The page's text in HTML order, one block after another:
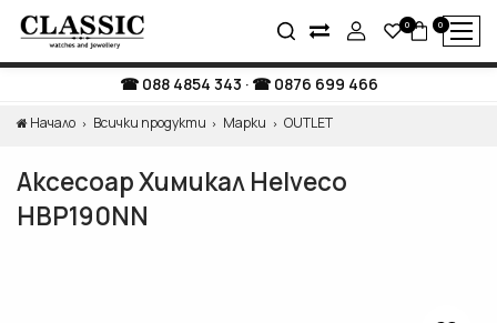
0 0
088 4854 343 · 0876 699 466
Начало Всички продукти Марки OUTLET
Аксесоар Химикал Helveco
HBP190NN